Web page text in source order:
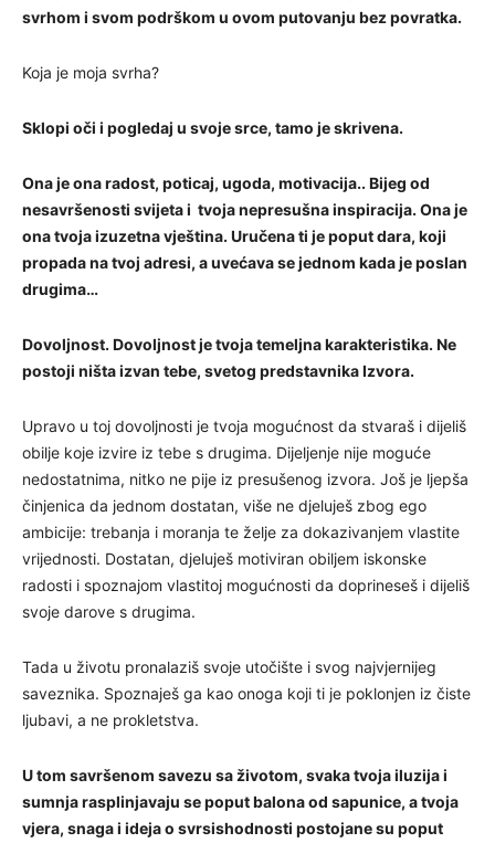
svrhom i svom podrškom u ovom putovanju bez povratka.
Koja je moja svrha?
Sklopi oči i pogledaj u svoje srce, tamo je skrivena.
Ona je ona radost, poticaj, ugoda, motivacija.. Bijeg od
nesavršenosti svijeta i tvoja nepresušna inspiracija. Ona je
ona tvoja izuzetna vještina. Uručena ti je poput dara, koji
propada na tvoj adresi, a uvećava se jednom kada je poslan
drugima…
Dovoljnost. Dovoljnost je tvoja temeljna karakteristika. Ne
postoji ništa izvan tebe, svetog predstavnika Izvora.
Upravo u toj dovoljnosti je tvoja mogućnost da stvaraš i dijeliš
obilje koje izvire iz tebe s drugima. Dijeljenje nije moguće
nedostatnima, nitko ne pije iz presušenog izvora. Još je ljepša
činjenica da jednom dostatan, više ne djeluješ zbog ego
ambicije: trebanja i moranja te želje za dokazivanjem vlastite
vrijednosti. Dostatan, djeluješ motiviran obiljem iskonske
radosti i spoznajom vlastitoj mogućnosti da doprineseš i dijeliš
svoje darove s drugima.
Tada u životu pronalaziš svoje utočište i svog najvjernijeg
saveznika. Spoznaješ ga kao onoga koji ti je poklonjen iz čiste
ljubavi, a ne prokletstva.
U tom savršenom savezu sa životom, svaka tvoja iluzija i
sumnja rasplinjavaju se poput balona od sapunice, a tvoja
vjera, snaga i ideja o svrsishodnosti postojane su poput